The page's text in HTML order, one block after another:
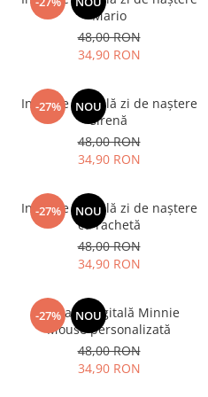
Mario
48,00 RON
34,90 RON
-27% NOU
Invitație digitală zi de naștere
sirenă
48,00 RON
34,90 RON
-27% NOU
Invitație digitală zi de naștere
cu rachetă
48,00 RON
34,90 RON
-27% NOU
Invitație digitală Minnie
Mouse personalizată
48,00 RON
34,90 RON